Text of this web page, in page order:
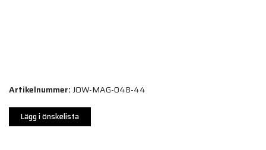
Artikelnummer: JOW-MAG-048-44
Lägg i önskelista